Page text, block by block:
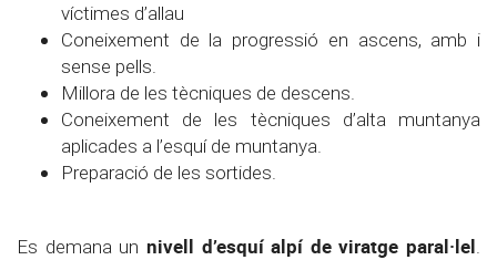
víctimes d’allau
Coneixement de la progressió en ascens, amb i
sense pells.
Millora de les tècniques de descens.
Coneixement de les tècniques d’alta muntanya
aplicades a l’esquí de muntanya.
Preparació de les sortides.
Es demana un nivell d’esquí alpí de viratge paral·lel.